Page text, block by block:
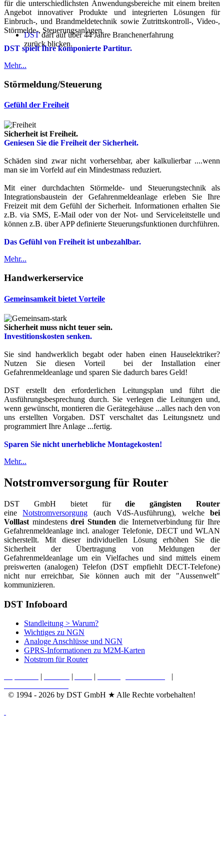
DSTdarf auf über 44 Jahre Branchenerfahrung
zurück blicken.
für die unterschiedlichsten Anwendungsbereiche mit einem breiten
Angebot innovativer Produkte und integrierten Lösungen für
Einbruch-, und Brandmeldetechnik sowie Zutrittskontroll-, Video-,
Störmelde-, Steuerungsanlagen.
DST spielt Ihre komponierte Partitur.
Mehr...
Störmeldung/Steuerung
Gefühl der Freiheit
Sicherheit ist Freiheit.
Geniesen Sie die Freiheit der Sicherheit.
Schäden sind zwar nicht vorhersehbar, aber kalkulierbar ....wenn
man sie im Vorfeld auf ein Mindestmass reduziert.
Mit einer durchdachten Störmelde- und Steuerungstechnik als
Integrationsbaustein der Gefahrenmeldeanlage erleben Sie Ihre
Freizeit mit dem Gefühl der Sicherheit. Informationen erhalten Sie
z.B. via SMS, E-Mail oder von der Not- und Serviceleitstelle und
können z.B. über APP definierte Steuerungsfunktionen durchführen.
Das Gefühl von Freiheit ist unbezahlbar.
Mehr...
Handwerkerservice
Gemeinsamkeit bietet Vorteile
Sicherheit muss nicht teuer sein.
Investitionskosten senken.
Sie sind handwerklich begabt oder haben einen Hauselektriker?
Nutzen Sie diesen Vorteil bei der Installation einer
Gefahrenmeldeanlage und sparen Sie dadurch bares Geld!
DST erstellt den erforderlichen Leitungsplan und führt die
Ausführungsbesprechung durch. Sie verlegen die Leitungen und,
wenn gewünscht, montieren die Gerätegehäuse ...alles nach den von
uns erstellten Vorgaben. DST verschaltet das Leitungsnetz und
programmiert Ihre Anlage ...fertig.
Sparen Sie nicht unerhebliche Montagekosten!
Mehr...
Notstromversorgung für Router
DST GmbH bietet fürdie gängisten Router
eineNotstromversorgung (auch VdS-Ausführung), welchebei
Volllast mindestensdrei Stunden die Internetverbindung für Ihre
Gefahrenmeldeanlage incl. analoger Telefonie, DECT und WLAN
sicherstellt. Mit dieser individuellen Lösung erhöhen Sie die
Sicherheit der Übertragung von Meldungen der
Gefahrenmeldeanlage um ein Vielfaches und sind mittels einem
preiswerten (analogen) Telefon (DST empfiehlt DECT-Telefone)
nicht nur erreichbar, Sie können auch mit der "Aussenwelt"
kommunizieren.
DST Infoboard
Standleitung > Warum?
Wichtiges zu NGN
Analoge Anschlüsse und NGN
GPRS-Informationen zu M2M-Karten
Notstrom für Router
| | |
|
© 1994 - 2026 by DST GmbH ★ Alle Rechte vorbehalten!